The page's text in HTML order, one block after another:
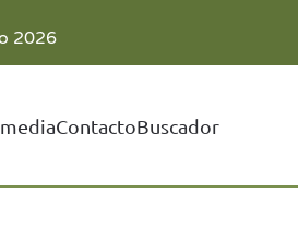
2026
ContactoBuscador